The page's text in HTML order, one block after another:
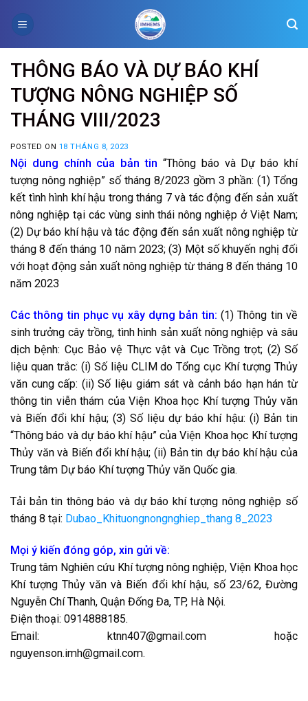
THÔNG BÁO VÀ DỰ BÁO KHÍ
TƯỢNG NÔNG NGHIỆP SỐ
THÁNG VIII/2023
POSTED ON 18 THÁNG 8, 2023
Nội dung chính của bản tin “Thông báo và Dự báo khí
tượng nông nghiệp” số tháng 8/2023 gồm 3 phần: (1) Tổng
kết tình hình khí hậu trong tháng 7 và tác động đến sản xuất
nông nghiệp tại các vùng sinh thái nông nghiệp ở Việt Nam;
(2) Dự báo khí hậu và tác động đến sản xuất nông nghiệp từ
tháng 8 đến tháng 10 năm 2023; (3) Một số khuyến nghị đối
với hoạt động sản xuất nông nghiệp từ tháng 8 đến tháng 10
năm 2023
Các thông tin phục vụ xây dựng bản tin: (1) Thông tin về
sinh trưởng cây trồng, tình hình sản xuất nông nghiệp và sâu
dịch bệnh: Cục Bảo vệ Thực vật và Cục Trồng trọt; (2) Số
liệu quan trắc: (i) Số liệu CLIM do Tổng cục Khí tượng Thủy
văn cung cấp: (ii) Số liệu giám sát và cảnh báo hạn hán từ
thông tin viễn thám của Viện Khoa học Khí tượng Thủy văn
và Biến đổi khí hậu; (3) Số liệu dự báo khí hậu: (i) Bản tin
“Thông báo và dự báo khí hậu” của Viện Khoa học Khí tượng
Thủy văn và Biến đổi khí hậu; (ii) Bản tin dự báo khí hậu của
Trung tâm Dự báo Khí tượng Thủy văn Quốc gia.
Tải bản tin thông báo và dự báo khí tượng nông nghiệp số
tháng 8 tại: Dubao_Khituongnongnghiep_thang 8_2023
Mọi ý kiến đóng góp, xin gửi về:
Trung tâm Nghiên cứu Khí tượng nông nghiệp, Viện Khoa học
Khí tượng Thủy văn và Biến đổi khí hậu, số 23/62, Đường
Nguyễn Chí Thanh, Quận Đống Đa, TP, Hà Nội.
Điện thoại: 0914888185.
Email: ktnn407@gmail.com hoặc
nguyenson.imh@gmail.com.